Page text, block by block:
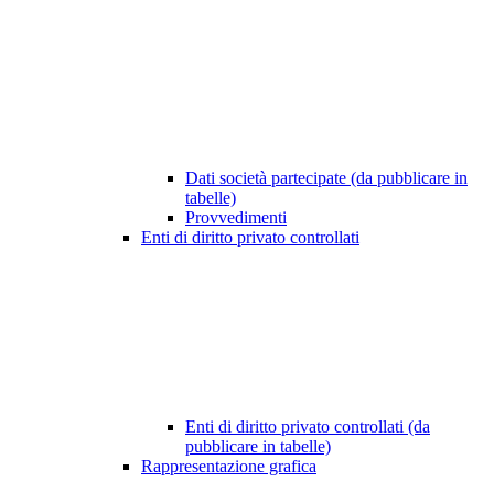
Dati società partecipate (da pubblicare in
tabelle)
Provvedimenti
Enti di diritto privato controllati
Enti di diritto privato controllati (da
pubblicare in tabelle)
Rappresentazione grafica